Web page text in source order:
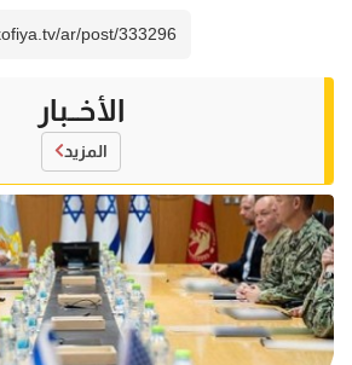
الأخــبار
المزيد